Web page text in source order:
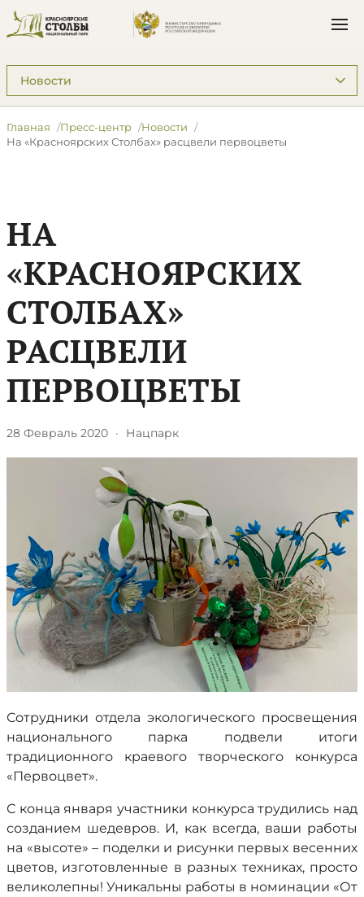
Подразделы: Пресс-центр
Главная Пресс-центр
Новости
​На «Красноярских Столбах» расцвели первоцветы
​НА
«КРАСНОЯРСКИХ
СТОЛБАХ»
РАСЦВЕЛИ
ПЕРВОЦВЕТЫ
28 Февраль 2020 · Нацпарк
Сотрудники отдела экологического просвещения
национального парка подвели итоги
традиционного краевого творческого конкурса
«Первоцвет».
С конца января участники конкурса трудились над
созданием шедевров. И, как всегда, ваши работы
на «высоте» – поделки и рисунки первых весенних
цветов, изготовленные в разных техниках, просто
великолепны! Уникальны работы в номинации «От